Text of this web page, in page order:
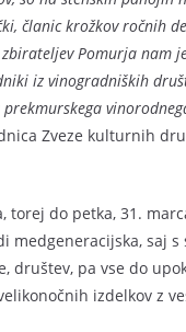
članic krožkov ročnih
Pomurja nam
iz vinogradniških
Zveze kulturnih
torej do petka, 31.
medgeneracijska, saj
društev, pa vse do
izdelkov z